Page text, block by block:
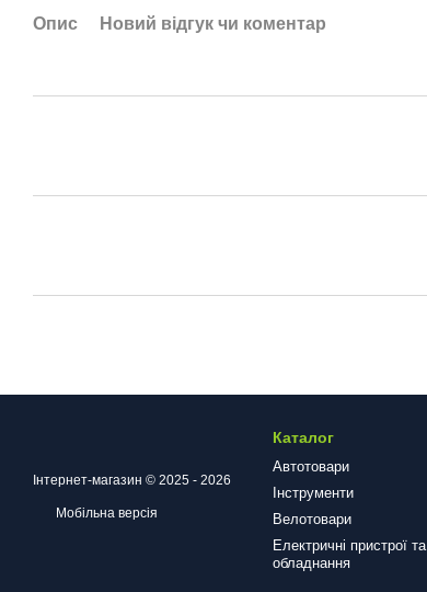
Опис Новий відгук чи коментар
Інтернет-магазин © 2025 - 2026
Мобільна версія
Каталог
Автотовари
Інструменти
Велотовари
Електричні пристрої та
обладнання